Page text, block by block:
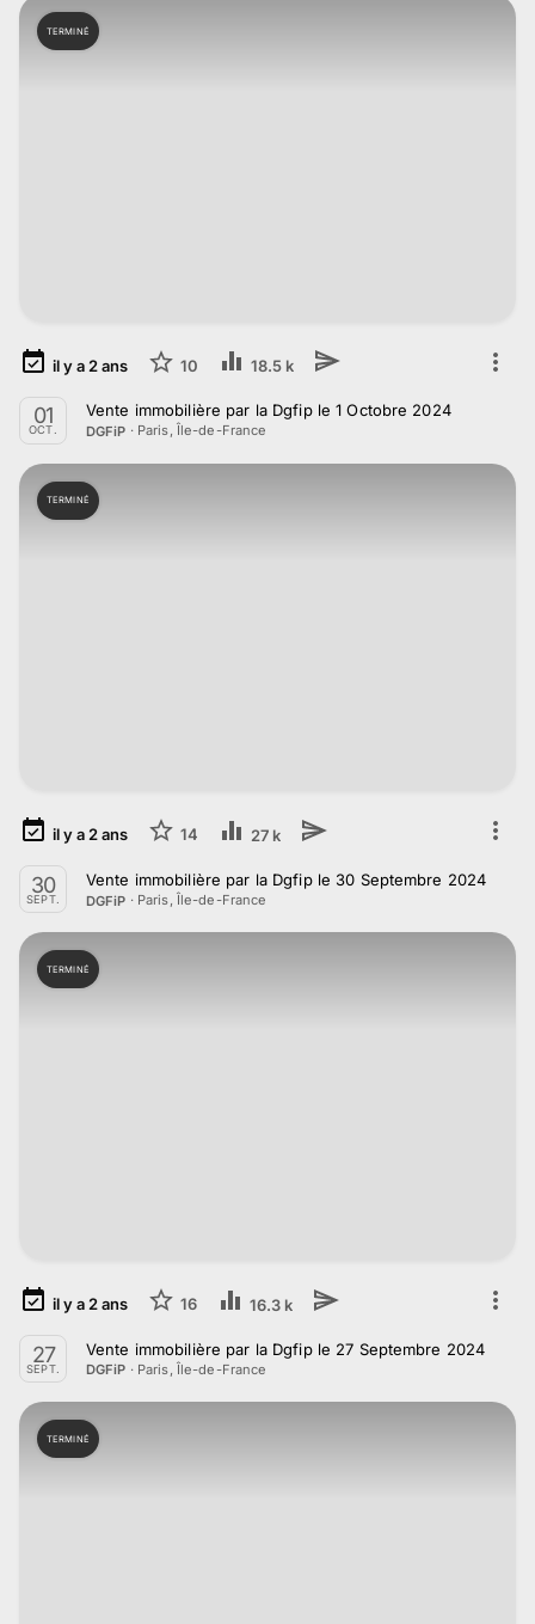
TERMINÉ
il y a 2ans 10 18.5 k
01
OCT.
Vente immobilière par la Dgfip le 1 Octobre 2024
DGFiP · Paris, Île-de-France
TERMINÉ
il y a2ans 14 27 k
30
SEPT.
Vente immobilière par la Dgfip le 30 Septembre 2024
DGFiP · Paris, Île-de-France
TERMINÉ
il y a 2ans 16 16.3 k
27
SEPT.
Vente immobilière par la Dgfip le 27 Septembre 2024
DGFiP · Paris, Île-de-France
TERMINÉ